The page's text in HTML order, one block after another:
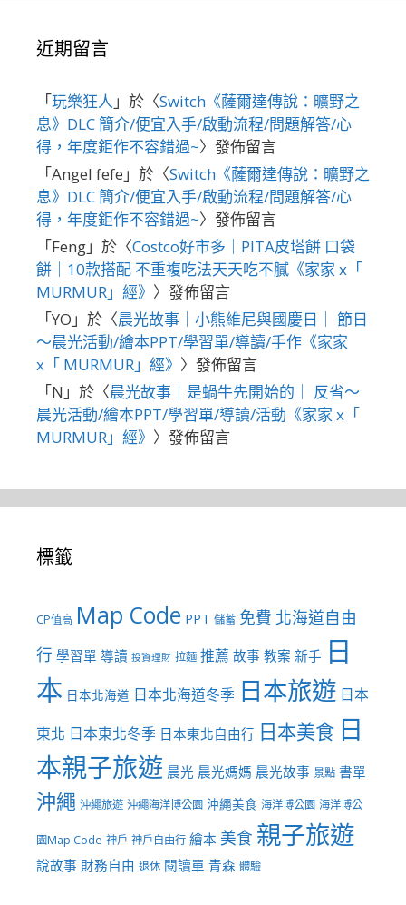
近期留言
「玩樂狂人 」於〈Switch《薩爾達傳說：曠野之
息》DLC 簡介/便宜入手/啟動流程/問題解答/心
得，年度鉅作不容錯過~〉發佈留言
「Angel fefe 」於〈Switch《薩爾達傳說：曠野之
息》DLC 簡介/便宜入手/啟動流程/問題解答/心
得，年度鉅作不容錯過~〉發佈留言
「Feng」於〈Costco好市多｜PITA皮塔餅 口袋
餅｜10款搭配 不重複吃法天天吃不膩《家家 x「
MURMUR」經》 〉發佈留言
「YO 」於〈晨光故事｜小熊維尼與國慶日｜ 節日
～晨光活動/繪本PPT/學習單/導讀/手作《家家
x「 MURMUR」經》 〉發佈留言
「N 」於〈晨光故事｜是蝸牛先開始的｜ 反省～
晨光活動/繪本PPT/學習單/導讀/活動《家家 x「
MURMUR」經》 〉發佈留言
標籤
CP值高 Map Code PPT 儲蓄 免費 北海道自由
行 學習單 導讀 投資理財 拉麵 推薦 故事 教案 新手 日
本 日本北海道 日本北海道冬季 日本旅遊 日本
東北 日本東北冬季 日本東北自由行 日本美食 日
本親子旅遊 晨光 晨光媽媽 晨光故事 景點 書單
沖繩 沖繩旅遊 沖繩海洋博公園 沖繩美食 海洋博公園 海洋博公
園Map Code 神戶 神戶自由行 繪本 美食 親子旅遊
說故事 財務自由 退休 閱讀單 青森 體驗